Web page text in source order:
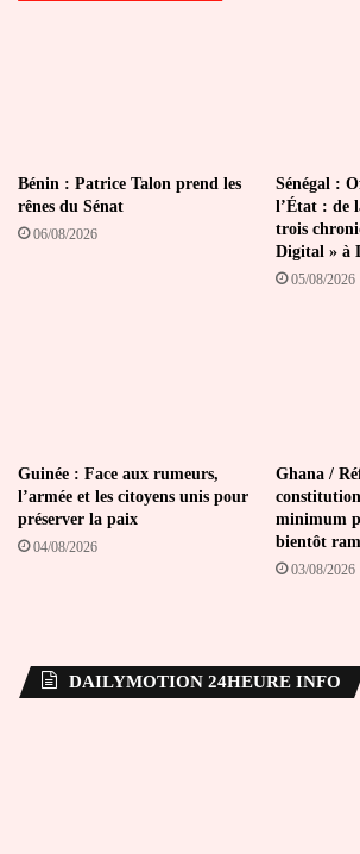
Bénin : Patrice Talon prend les
rênes du Sénat
06/08/2026
Sénégal :
l’État : de
trois
Digital » à
05/08/2026
Guinée : Face aux rumeurs,
l’armée et les citoyens unis pour
préserver la paix
04/08/2026
Ghana /
minimum
bientôt
03/08/2026
DAILYMOTION 24HEURE INFO